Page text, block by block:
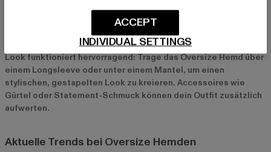
Sneakern kombinieren. Für einen eleganteren Look steckst du
und kombinierst es mit Boots oder Loafers. Auch der Layering-
Look funktioniert hervorragend: Trage das Oversize Hemd über
einem Longsleeve oder unter einem Mantel, um einen
stylischen, gestapelten Look zu kreieren. Accessoires wie
Gürtel oder Statement-Schmuck können dein Outfit zusätzlich
aufwerten.
Aktuelle Trends bei Oversize Hemden
INDIVIDUAL SETTINGS
ACCEPT